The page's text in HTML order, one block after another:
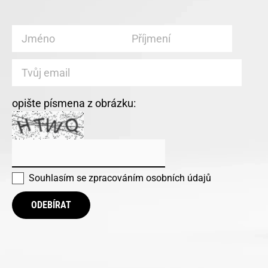
opište písmena z obrázku:
Souhlasím se zpracováním osobních údajů
ODEBÍRAT